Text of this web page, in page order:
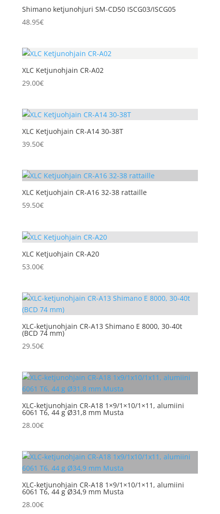
Shimano ketjunohjuri SM-CD50 ISCG03/ISCG05
48.95€
XLC Ketjunohjain CR-A02
29.00€
XLC Ketjuohjain CR-A14 30-38T
39.50€
XLC Ketjuohjain CR-A16 32-38 rattaille
59.50€
XLC Ketjuohjain CR-A20
53.00€
XLC-ketjunohjain CR-A13 Shimano E 8000, 30-40t
(BCD 74 mm)
29.50€
XLC-ketjunohjain CR-A18 1×9/1×10/1×11, alumiini
6061 T6, 44 g Ø31,8 mm Musta
28.00€
XLC-ketjunohjain CR-A18 1×9/1×10/1×11, alumiini
6061 T6, 44 g Ø34,9 mm Musta
28.00€